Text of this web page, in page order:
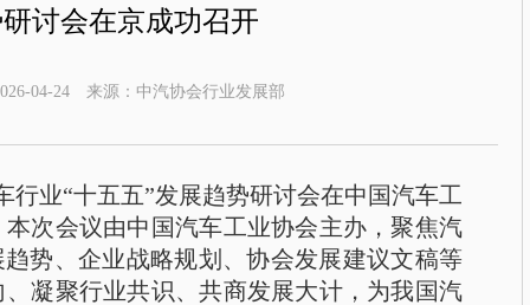
讨会在京成功召开
04-24 来源： 中汽协会行业发展部
行业“十五五”发展趋势研讨会在中国汽车工
次会议由中国汽车工业协会主办，聚焦汽
势、企业战略规划、协会发展建议文稿等
凝聚行业共识、共商发展大计，为我国汽